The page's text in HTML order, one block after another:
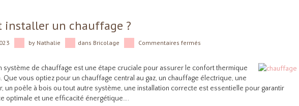
installer un chauffage ?
by Nathalie dans Bricolage Commentaires fermés
système de chauffage est une étape cruciale pour assurer le confort thermique
Que vous optiez pour un chauffage central au gaz, un chauffage électrique, une
un poêle à bois ou tout autre système, une installation correcte est essentielle pour garantir
optimale et une efficacité énergétique….